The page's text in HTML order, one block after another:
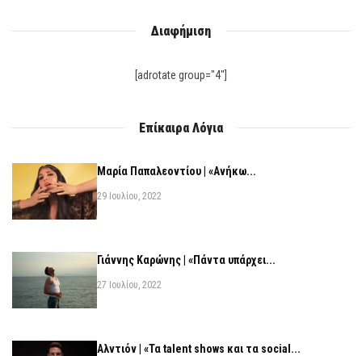
Διαφήμιση
[adrotate group="4"]
Επίκαιρα Λόγια
Μαρία Παπαλεοντίου | «Ανήκω...
29 Ιουλίου, 2022
Γιάννης Καρώνης | «Πάντα υπάρχει...
27 Ιουλίου, 2022
Αλντιόν | «Τα talent shows και τα social...